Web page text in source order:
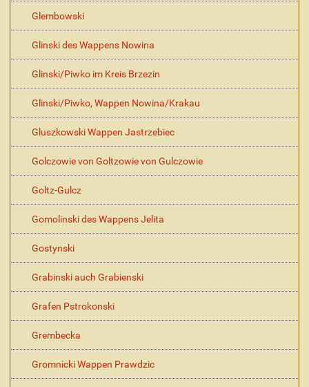
Glembowski
Glinski des Wappens Nowina
Glinski/Piwko im Kreis Brzezin
Glinski/Piwko, Wappen Nowina/Krakau
Gluszkowski Wappen Jastrzebiec
Golczowie von Goltzowie von Gulczowie
Goltz-Gulcz
Gomolinski des Wappens Jelita
Gostynski
Grabinski auch Grabienski
Grafen Pstrokonski
Grembecka
Gromnicki Wappen Prawdzic